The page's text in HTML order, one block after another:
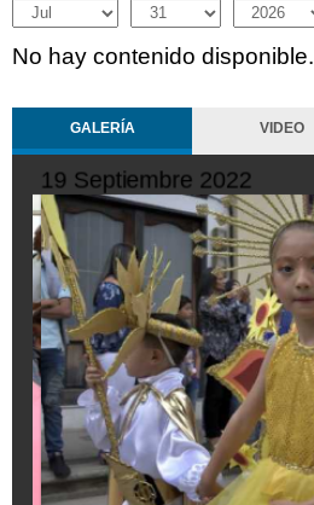
Month
Day Year
No hay contenido disponible.
GALERÍA VIDEO
10 Octubre 2022